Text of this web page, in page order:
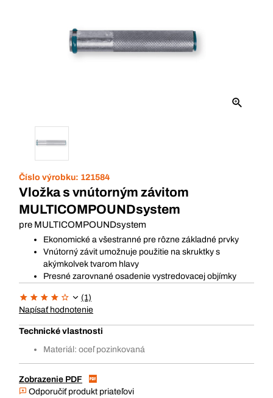
Číslo výrobku: 121584
Vložka s vnútorným závitom
MULTICOMPOUNDsystem
pre MULTICOMPOUNDsystem
Ekonomické a všestranné pre rôzne základné prvky
Vnútorný závit umožnuje použitie na skruktky s
akýmkolvek tvarom hlavy
Presné zarovnané osadenie vystredovacej objímky
(1)
Napísať hodnotenie
Technické vlastnosti
Materiál: oceľ pozinkovaná
Zobrazenie PDF
Odporučiť produkt priateľovi